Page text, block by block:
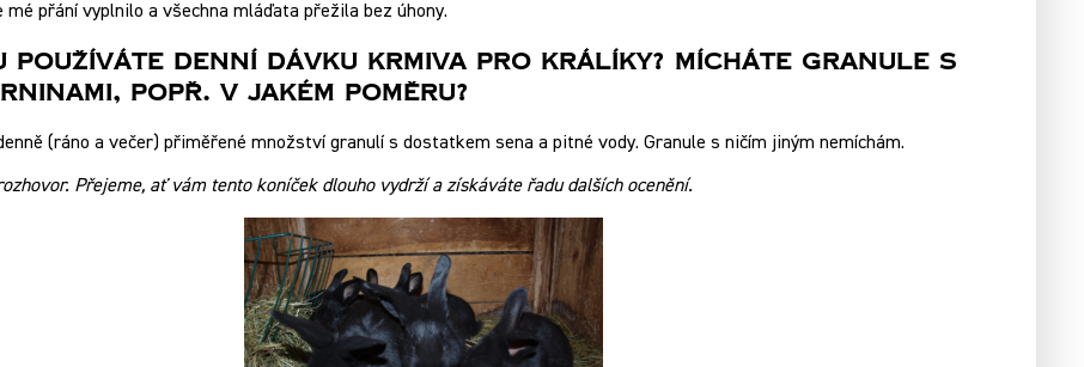
mé přání vyplnilo a všechna mláďata přežila bez úhony.
Používáte Denní Dávku Krmiva Pro Králíky? Mícháte Granule S
Popř. V Jakém Poměru?
(ráno a večer) přiměřené množství granulí s dostatkem sena a pitné vody. Granule s ničím jiným nemíchám.
Přejeme, ať vám tento koníček dlouho vydrží a získáváte řadu dalších ocenění.